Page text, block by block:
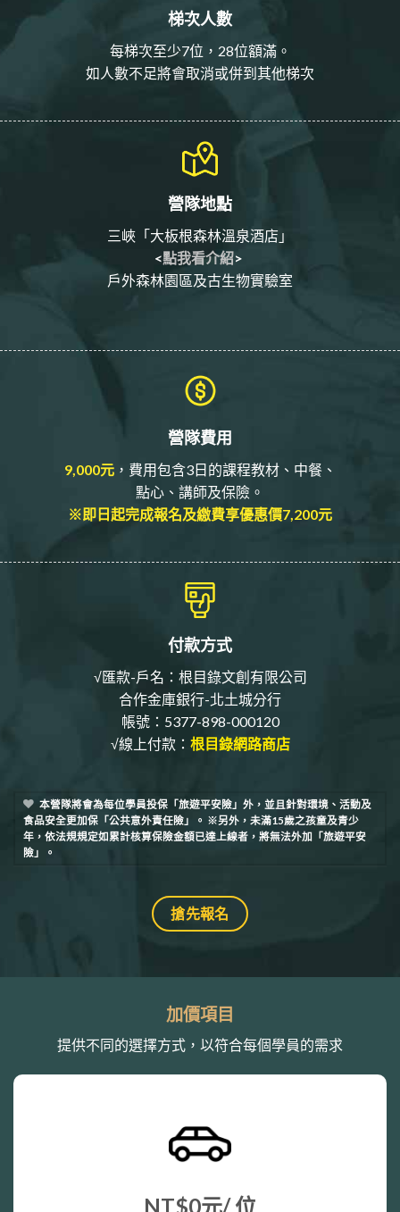
梯次人數
每梯次至少7位，28位額滿。
如人數不足將會取消或併到其他梯次
營隊地點
三峽「大板根森林溫泉酒店」
<點我看介紹>
戶外森林園區及古生物實驗室
營隊費用
9,000元，費用包含3日的課程教材、中餐、
點心、講師及保險。
※即日起完成報名及繳費享優惠價7,200元
付款方式
√匯款-戶名：根目錄文創有限公司
合作金庫銀行-北土城分行
帳號：5377-898-000120
√線上付款： 根目錄網路商店
本營隊將會為每位學員投保「旅遊平安險」外，並且針對環境、活動及
食品安全更加保「公共意外責任險」。 ※另外，未滿15歲之孩童及青少
年，依法規規定如累計核算保險金額已達上線者，將無法外加「旅遊平安
險」。
搶先報名
加價項目
提供不同的選擇方式，以符合每個學員的需求
NT$0元/ 位